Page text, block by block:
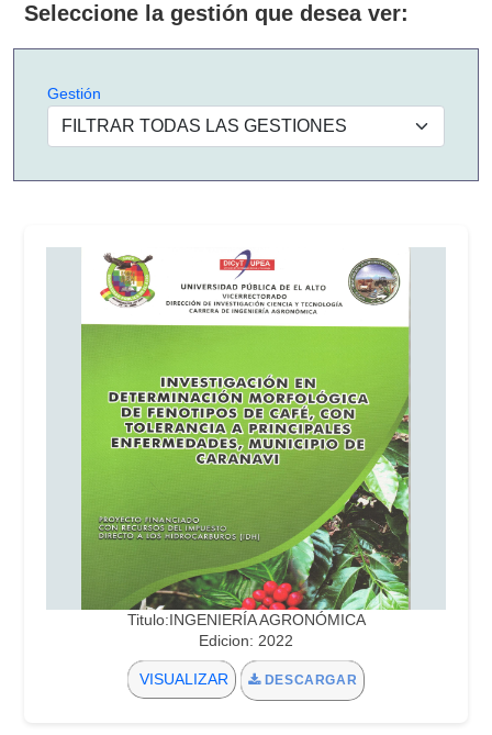
Seleccione la gestión que desea ver:
Gestión
Titulo:INGENIERÍA AGRONÓMICA
Edicion: 2022
VISUALIZAR DESCARGAR